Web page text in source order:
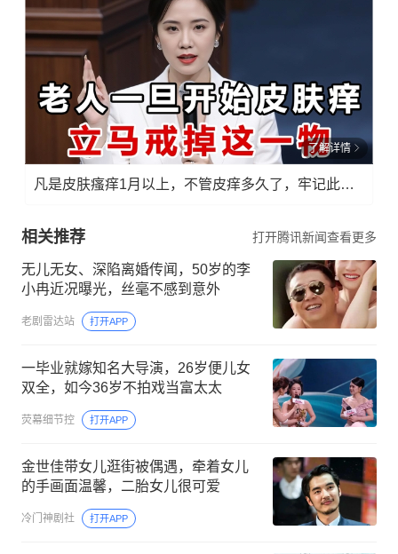
了解详情
凡是皮肤瘙痒1月以上，不管皮痒多久了，牢记此法，快！准！狠！
相关推荐 打开腾讯新闻查看更多
无儿无女、深陷离婚传闻，50岁的李
小冉近况曝光，丝毫不感到意外
老剧雷达站 打开APP
一毕业就嫁知名大导演，26岁便儿女
双全，如今36岁不拍戏当富太太
荧幕细节控 打开APP
金世佳带女儿逛街被偶遇，牵着女儿
的手画面温馨，二胎女儿很可爱
冷门神剧社 打开APP